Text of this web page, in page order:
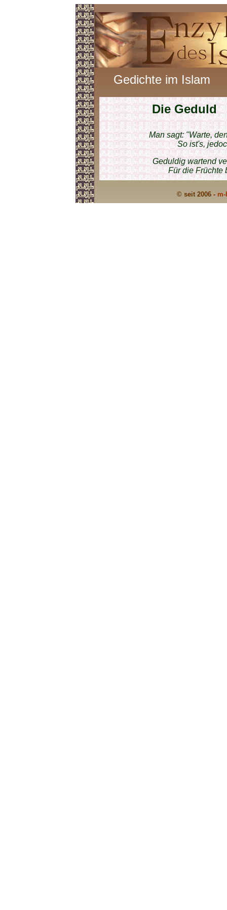
Gedichte im Islam
Die Geduld
Man sagt: "Warte,
So ist's,
Geduldig wartend
Für die Früchte
© seit 2006 -